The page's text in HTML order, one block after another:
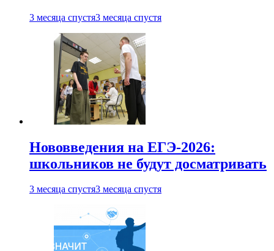
3 месяца спустя3 месяца спустя
Нововведения на ЕГЭ-2026:
школьников не будут досматривать
3 месяца спустя3 месяца спустя